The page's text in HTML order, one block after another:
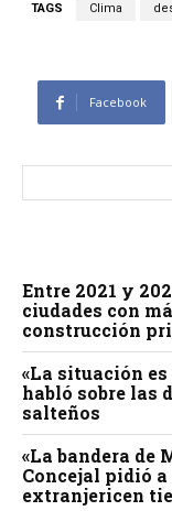
TAGS Clima
Facebook
Entre 2021 y
ciudades con
construcción
«La situación
habló sobre las
salteños
«La bandera de
Concejal pidió
extranjericen